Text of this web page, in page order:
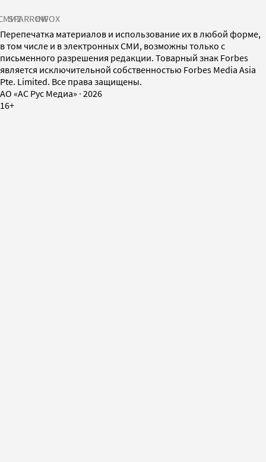
SPARROWINFOX
Перепечатка материалов и использование их в любой форме,
в том числе и в электронных СМИ, возможны только с
письменного разрешения редакции. Товарный знак Forbes
является исключительной собственностью Forbes Media Asia
Pte. Limited. Все права защищены.
AO «АС Рус Медиа» · 2026
16+